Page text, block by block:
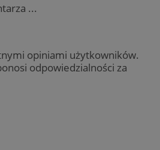
...
opiniami użytkowników.
odpowiedzialności za